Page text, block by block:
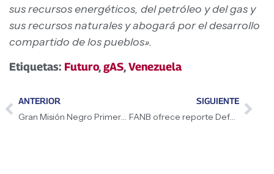
sus recursos energéticos, del petróleo y del gas y
sus recursos naturales y abogará por el desarrollo
compartido de los pueblos».
Etiquetas: Futuro,gAS,Venezuela
ANTERIOR
Gran Misión Negro Primero es futuro con soberanía
SIGUIENTE
FANB ofrece reporte Defensa de Costa Independencia 200